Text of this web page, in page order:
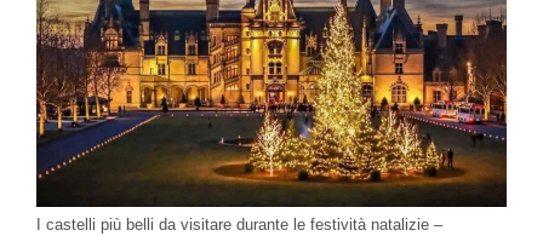
I castelli più belli da visitare durante le festività natalizie –